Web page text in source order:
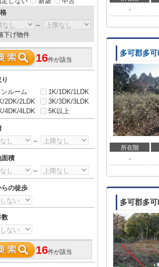
-
多可郡多
所在階
-
多可郡多
～
下げ物件
16件が該当
り
ンルーム
1K/1DK/1LDK
2DK/2LDK
3K/3DK/3LDK
4DK/4LDK
5K以上
～
面積
～
らの徒歩
数
16件が該当